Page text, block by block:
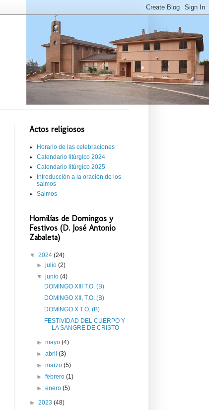
Actos religiosos
Horario de las celebraciones
Calendario litúrgico 2024
Calendario litúrgico 2025
Introducción a la oración de los
salmos
Salmos
Homilías de Domingos y
Festivos (D. José Antonio
Zabaleta)
▼ 2024 (24)
►julio(2)
▼junio(4)
DOMINGO XIII T.O. (B)
DOMINGO XII, T.O. (B)
DOMINGO X T.O. (B)
FESTIVIDAD DEL CUERPO Y
LA SANGRE DE CRISTO
►mayo(4)
►abril(3)
►marzo(5)
►febrero(1)
►enero(5)
► 2023 (48)